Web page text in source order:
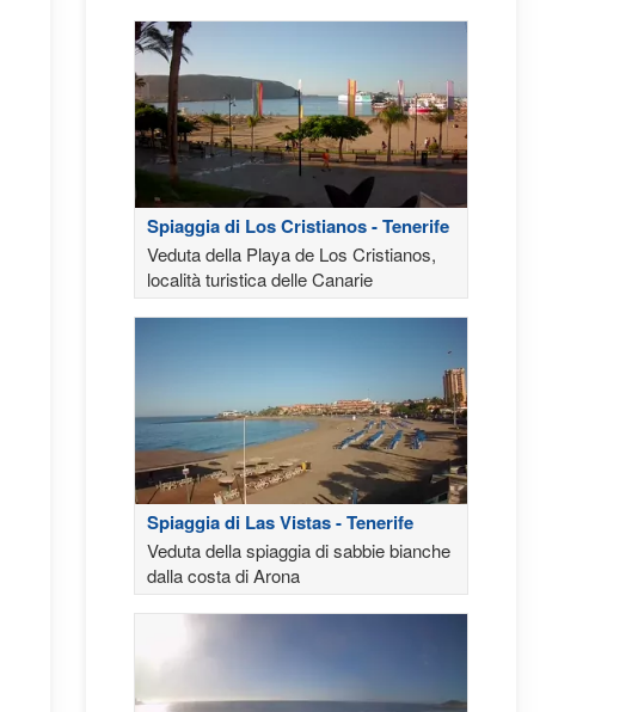
Spiaggia di Los Cristianos - Tenerife
Veduta della Playa de Los Cristianos,
località turistica delle Canarie
Spiaggia di Las Vistas - Tenerife
Veduta della spiaggia di sabbie bianche
dalla costa di Arona